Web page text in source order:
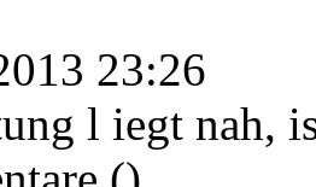
23:26
l iegt nah,